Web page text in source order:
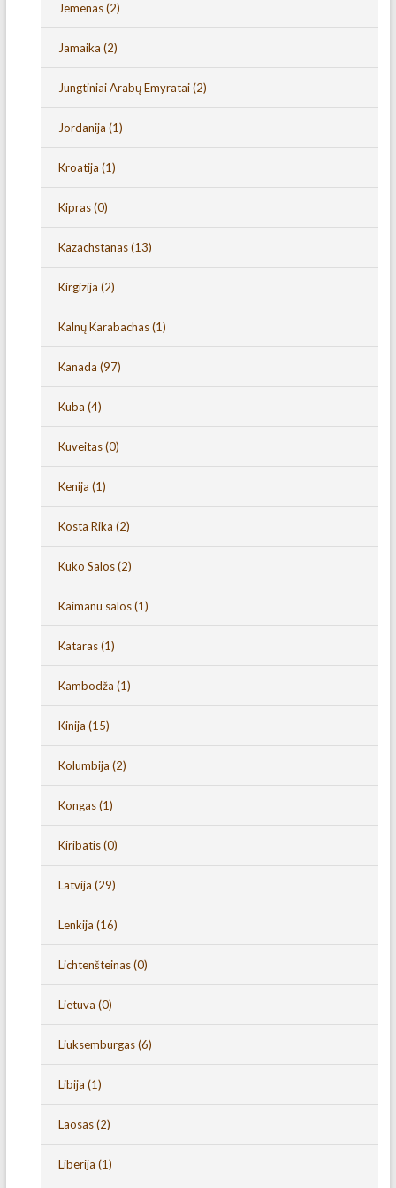
Jemenas(2)
Jamaika (2)
Jungtiniai Arabų Emyratai(2)
Jordanija (1)
Kroatija (1)
Kipras(0)
Kazachstanas(13)
Kirgizija (2)
Kalnų Karabachas(1)
Kanada (97)
Kuba (4)
Kuveitas(0)
Kenija (1)
Kosta Rika (2)
Kuko Salos(2)
Kaimanu salos(1)
Kataras(1)
Kambodža (1)
Kinija (15)
Kolumbija (2)
Kongas(1)
Kiribatis(0)
Latvija (29)
Lenkija (16)
Lichtenšteinas(0)
Lietuva (0)
Liuksemburgas(6)
Libija (1)
Laosas(2)
Liberija (1)